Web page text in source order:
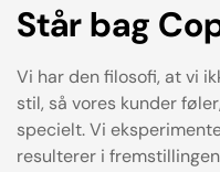
Står bag
Vi har den filosofi, at vi
stil, så vores kunder
specielt. Vi
resulterer i